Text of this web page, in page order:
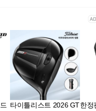
타이틀리스트 2026 GT한정